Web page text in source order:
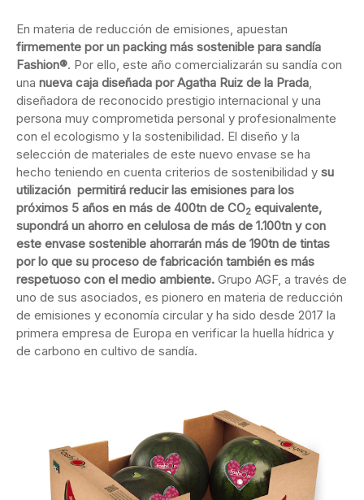
En materia de reducción de emisiones, apuestan
firmemente por un packing más sostenible para sandía
Fashion®. Por ello, este año comercializarán su sandía con
una nueva caja diseñada por Agatha Ruiz de la Prada,
diseñadora de reconocido prestigio internacional y una
persona muy comprometida personal y profesionalmente
con el ecologismo y la sostenibilidad. El diseño y la
selección de materiales de este nuevo envase se ha
hecho teniendo en cuenta criterios de sostenibilidad y su
utilización permitirá reducir las emisiones para los
próximos 5 años en más de 400tn de CO2 equivalente,
supondrá un ahorro en celulosa de más de 1.100tn y con
este envase sostenible ahorrarán más de 190tn de tintas
por lo que su proceso de fabricación también es más
respetuoso con el medio ambiente. Grupo AGF, a través de
uno de sus asociados, es pionero en materia de reducción
de emisiones y economía circular y ha sido desde 2017 la
primera empresa de Europa en verificar la huella hídrica y
de carbono en cultivo de sandía.